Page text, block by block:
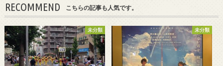
RECOMMEND こちらの記事も人気です。
未分類 未分類